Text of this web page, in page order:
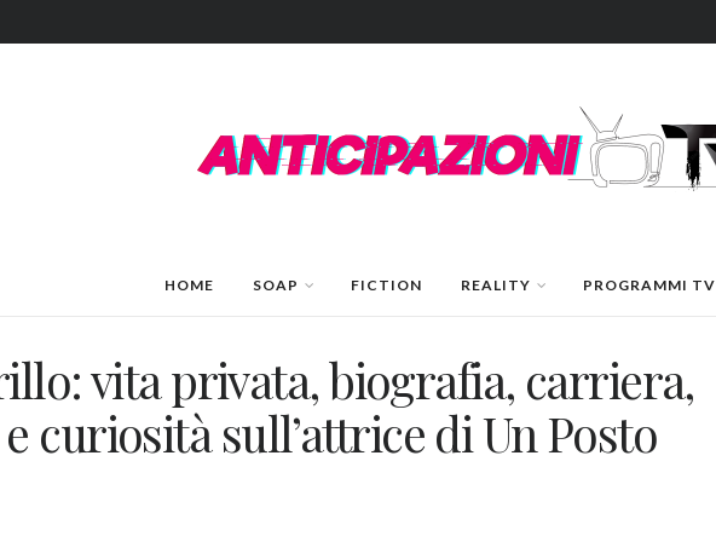
HOME SOAP FICTION REALITY PROGRAMMI TV
vita privata, biografia, carriera,
curiosità sull’attrice di Un Posto